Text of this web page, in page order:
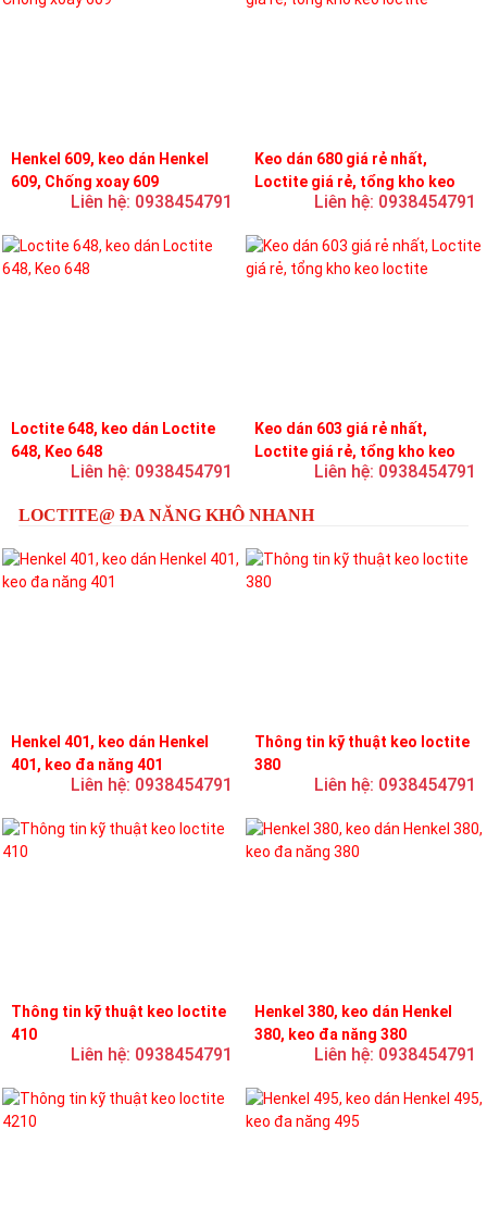
Henkel 609, keo dán Henkel
609, Chống xoay 609
Liên hệ: 0938454791
Keo dán 680 giá rẻ nhất,
Loctite giá rẻ, tổng kho keo
Liên hệ: 0938454791
Loctite 648, keo dán Loctite
648, Keo 648
Liên hệ: 0938454791
Keo dán 603 giá rẻ nhất,
Loctite giá rẻ, tổng kho keo
Liên hệ: 0938454791
LOCTITE@ ĐA NĂNG KHÔ NHANH
Henkel 401, keo dán Henkel
401, keo đa năng 401
Liên hệ: 0938454791
Thông tin kỹ thuật keo loctite
380
Liên hệ: 0938454791
Thông tin kỹ thuật keo loctite
410
Liên hệ: 0938454791
Henkel 380, keo dán Henkel
380, keo đa năng 380
Liên hệ: 0938454791